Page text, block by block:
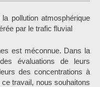
pollution atmosphérique
par le trafic fluvial
est méconnue. Dans la
évaluations de leurs
des concentrations à
travail, nous souhaitons